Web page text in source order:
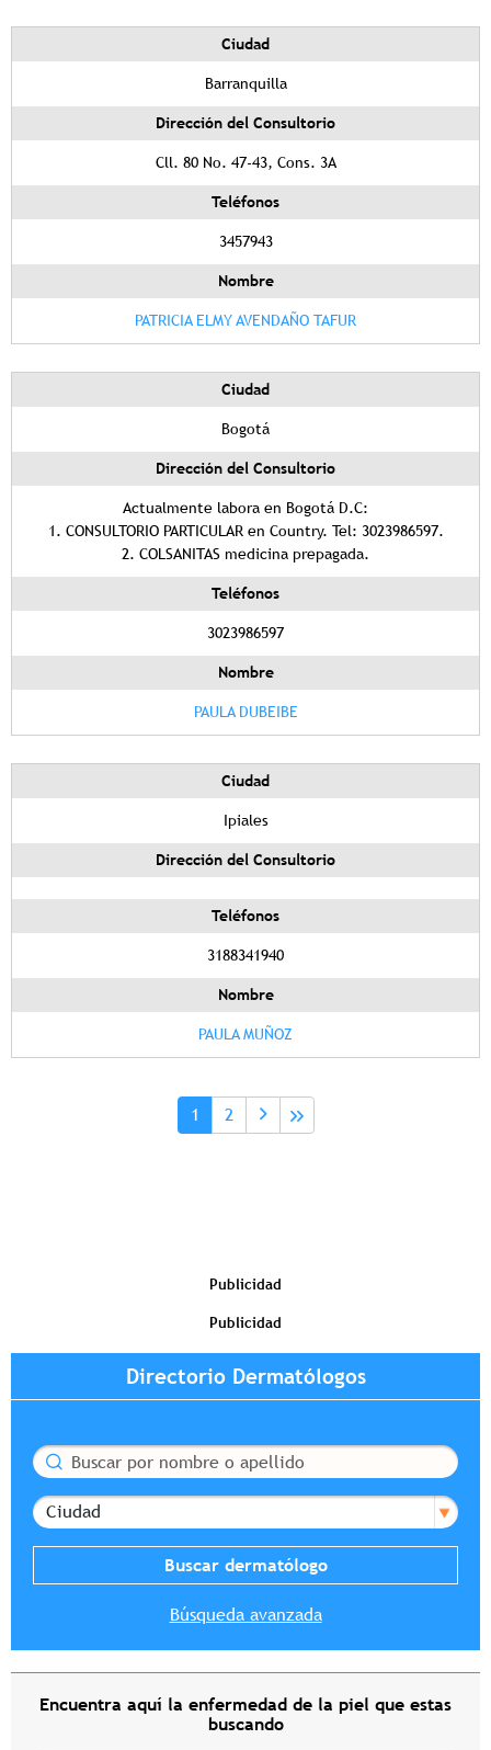
Ciudad
Barranquilla
Dirección del Consultorio
Cll. 80 No. 47-43, Cons. 3A
Teléfonos
3457943
Nombre
PATRICIA ELMY AVENDAÑO TAFUR
Ciudad
Bogotá
Dirección del Consultorio
Actualmente labora en Bogotá D.C:
1. CONSULTORIO PARTICULAR en Country. Tel: 3023986597.
2. COLSANITAS medicina prepagada.
Teléfonos
3023986597
Nombre
PAULA DUBEIBE
Ciudad
Ipiales
Dirección del Consultorio
Teléfonos
3188341940
Nombre
PAULA MUÑOZ
Página actual
1 Page
2
Publicidad
Publicidad
Directorio Dermatólogos
Buscar
Ciudad
Búsqueda avanzada
Encuentra aquí la enfermedad de la piel que estas
buscando